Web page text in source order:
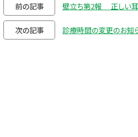
前の記事 壁立ち第2報 正しい
次の記事 診療時間の変更のお知